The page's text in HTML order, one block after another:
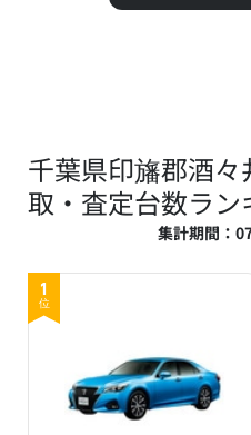
千葉県印旛郡酒
取・査定台数ラン
集計期間：
1
位